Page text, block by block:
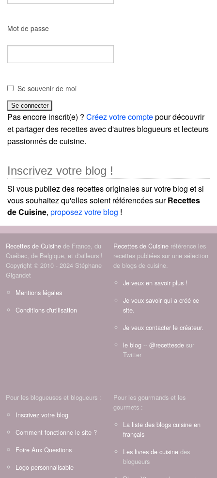
Mot de passe
Se souvenir de moi
Pas encore inscrit(e) ? Créez votre comptepour découvrir
et partager des recettes avec d'autres blogueurs et lecteurs
passionnés de cuisine.
Inscrivez votre blog !
Si vous publiez des recettes originales sur votre blog et si
vous souhaitez qu'elles soient référencées surRecettes
de Cuisine, proposez votre blog !
Recettes de Cuisine de France, du
Québec, de Belgique, et d'ailleurs !
Copyright © 2010 - 2024 Stéphane
Gigandet
Mentions légales
Conditions d'utilisation
Recettes de Cuisine référence les
recettes publiées sur une sélection
de blogs de cuisine.
Je veux en savoir plus !
Je veux savoir qui a créé ce
site.
Je veux contacter le créateur.
le blog -- @recettesde sur
Twitter
Pour les blogueuses et blogueurs :
Inscrivez votre blog
Comment fonctionne le site ?
Foire Aux Questions
Logo personnalisable
Pour les gourmands et les
gourmets :
La liste des blogs cuisine en
français
Les livres de cuisine des
blogueurs